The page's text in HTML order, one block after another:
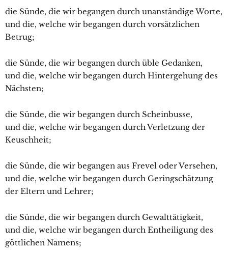
die Sünde, die wir begangen durch unanständige Worte,
und die, welche wir begangen durch vorsätzlichen
Betrug;
die Sünde, die wir begangen durch üble Gedanken,
und die, welche wir begangen durch Hintergehung des
Nächsten;
die Sünde, die wir begangen durch Scheinbusse,
und die, welche wir begangen durch Verletzung der
Keuschheit;
die Sünde, die wir begangen aus Frevel oder Versehen,
und die, welche wir begangen durch Geringschätzung
der Eltern und Lehrer;
die Sünde, die wir begangen durch Gewalttätigkeit,
und die, welche wir begangen durch Entheiligung des
göttlichen Namens;